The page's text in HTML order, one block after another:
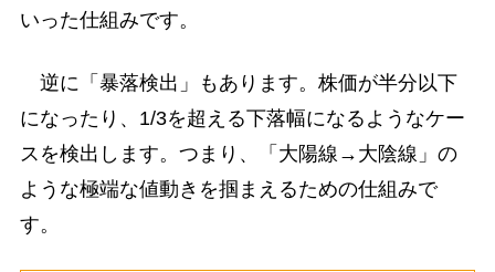
いった仕組みです。
逆に「暴落検出」もあります。株価が半分以下
になったり、1/3を超える下落幅になるようなケー
スを検出します。つまり、「大陽線→大陰線」の
ような極端な値動きを掴まえるための仕組みで
す。